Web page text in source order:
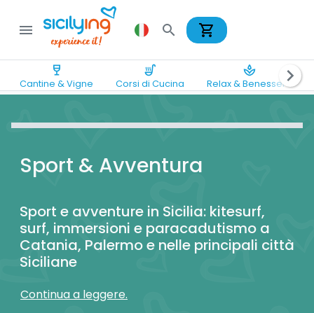
menu search shopping_cart
wine_bar
Cantine & Vigne
soup_kitchen
Corsi di Cucina
spa
Relax & Benesserechevron_right
Sport & Avventura
Sport e avventure in Sicilia: kitesurf,
surf, immersioni e paracadutismo a
Catania, Palermo e nelle principali città
Siciliane
Continua a leggere.